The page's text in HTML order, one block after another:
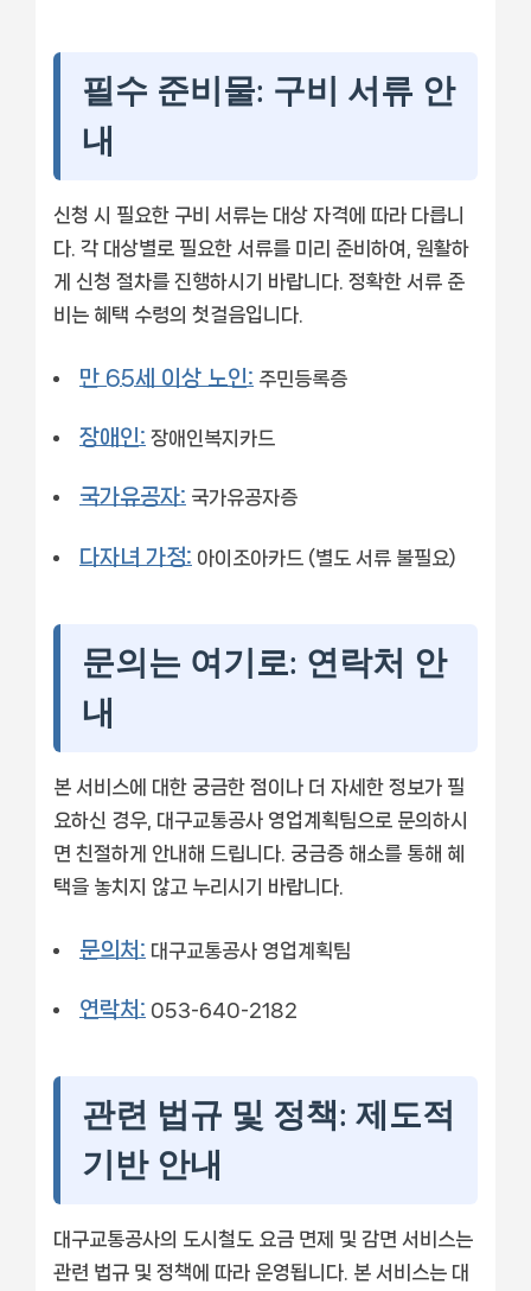
필수 준비물: 구비 서류 안
내
신청 시 필요한 구비 서류는 대상 자격에 따라 다릅니
다. 각 대상별로 필요한 서류를 미리 준비하여, 원활하
게 신청 절차를 진행하시기 바랍니다. 정확한 서류 준
비는 혜택 수령의 첫걸음입니다.
만 65세 이상 노인: 주민등록증
장애인: 장애인복지카드
국가유공자: 국가유공자증
다자녀 가정: 아이조아카드 (별도 서류 불필요)
문의는 여기로: 연락처 안
내
본 서비스에 대한 궁금한 점이나 더 자세한 정보가 필
요하신 경우, 대구교통공사 영업계획팀으로 문의하시
면 친절하게 안내해 드립니다. 궁금증 해소를 통해 혜
택을 놓치지 않고 누리시기 바랍니다.
문의처: 대구교통공사 영업계획팀
연락처: 053-640-2182
관련 법규 및 정책: 제도적
기반 안내
대구교통공사의 도시철도 요금 면제 및 감면 서비스는
관련 법규 및 정책에 따라 운영됩니다. 본 서비스는 대